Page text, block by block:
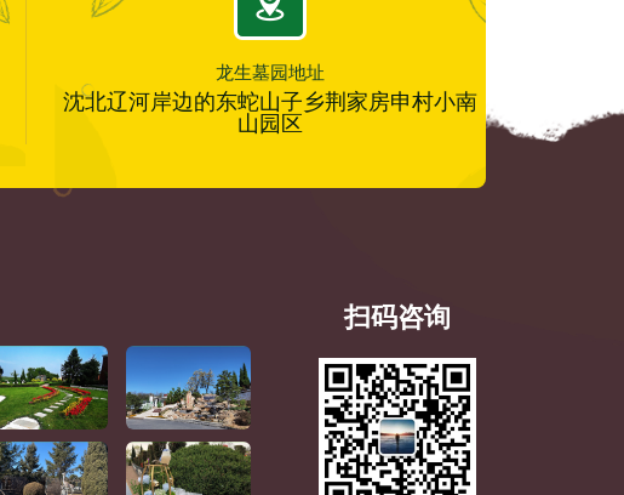
龙生墓园地址
沈北辽河岸边的东蛇山子乡荆家房申村小南
山园区
扫码咨询